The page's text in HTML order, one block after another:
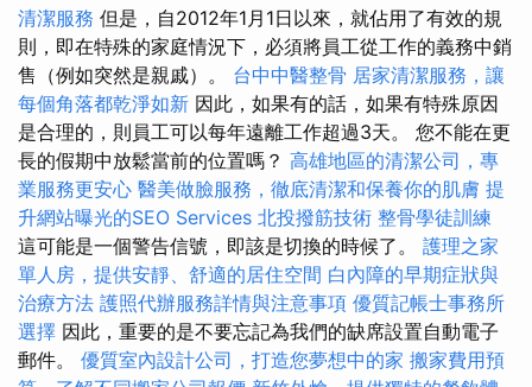
清潔服務 但是，自2012年1月1日以來，就佔用了有效的規
則，即在特殊的家庭情況下，必須將員工從工作的義務中銷
售（例如突然是親戚）。 台中中醫整骨 居家清潔服務，讓
每個角落都乾淨如新 因此，如果有的話，如果有特殊原因
是合理的，則員工可以每年遠離工作超過3天。 您不能在更
長的假期中放鬆當前的位置嗎？ 高雄地區的清潔公司，專
業服務更安心 醫美做臉服務，徹底清潔和保養你的肌膚 提
升網站曝光的SEO Services 北投撥筋技術 整骨學徒訓練
這可能是一個警告信號，即該是切換的時候了。 護理之家
單人房，提供安靜、舒適的居住空間 白內障的早期症狀與
治療方法 護照代辦服務詳情與注意事項 優質記帳士事務所
選擇 因此，重要的是不要忘記為我們的缺席設置自動電子
郵件。 優質室內設計公司，打造您夢想中的家 搬家費用預